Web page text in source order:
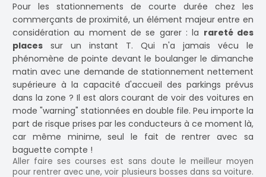
Pour les stationnements de courte durée chez les
commerçants de proximité, un élément majeur entre en
considération au moment de se garer : la rareté des
places sur un instant T. Qui n'a jamais vécu le
phénomène de pointe devant le boulanger le dimanche
matin avec une demande de stationnement nettement
supérieure à la capacité d'accueil des parkings prévus
dans la zone ? Il est alors courant de voir des voitures en
mode "warning" stationnées en double file. Peu importe la
part de risque prises par les conducteurs à ce moment là,
car même minime, seul le fait de rentrer avec sa
baguette compte !
Aller faire ses courses est sans doute le meilleur moyen
pour rentrer avec une, voir plusieurs bosses dans sa voiture.